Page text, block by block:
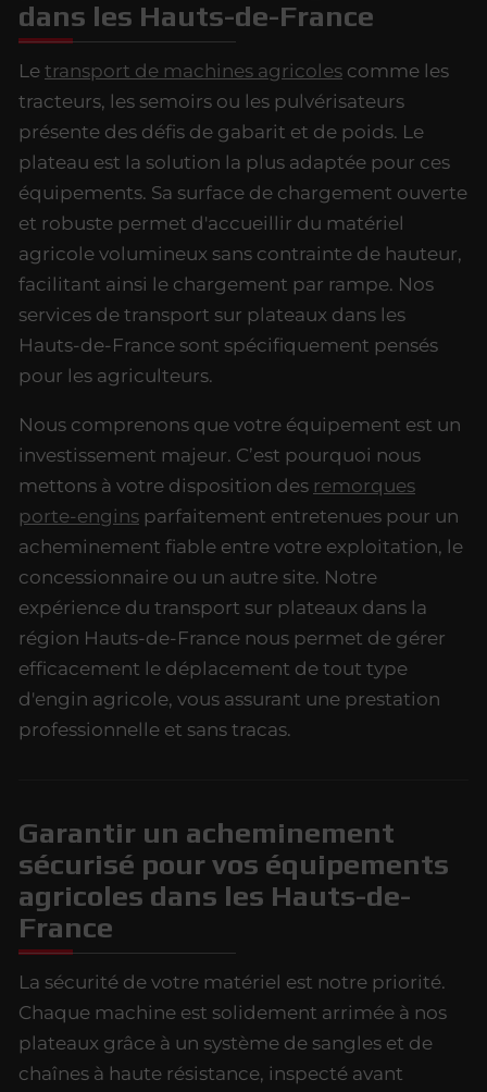
dans les Hauts-de-France
Le transport de machines agricoles comme les
tracteurs, les semoirs ou les pulvérisateurs
présente des défis de gabarit et de poids. Le
plateau est la solution la plus adaptée pour ces
équipements. Sa surface de chargement ouverte
et robuste permet d'accueillir du matériel
agricole volumineux sans contrainte de hauteur,
facilitant ainsi le chargement par rampe. Nos
services de transport sur plateaux dans les
Hauts-de-France sont spécifiquement pensés
pour les agriculteurs.
Nous comprenons que votre équipement est un
investissement majeur. C’est pourquoi nous
mettons à votre disposition des remorques
porte-engins parfaitement entretenues pour un
acheminement fiable entre votre exploitation, le
concessionnaire ou un autre site. Notre
expérience du transport sur plateaux dans la
région Hauts-de-France nous permet de gérer
efficacement le déplacement de tout type
d'engin agricole, vous assurant une prestation
professionnelle et sans tracas.
Garantir un acheminement
sécurisé pour vos équipements
agricoles dans les Hauts-de-
France
La sécurité de votre matériel est notre priorité.
Chaque machine est solidement arrimée à nos
plateaux grâce à un système de sangles et de
chaînes à haute résistance, inspecté avant